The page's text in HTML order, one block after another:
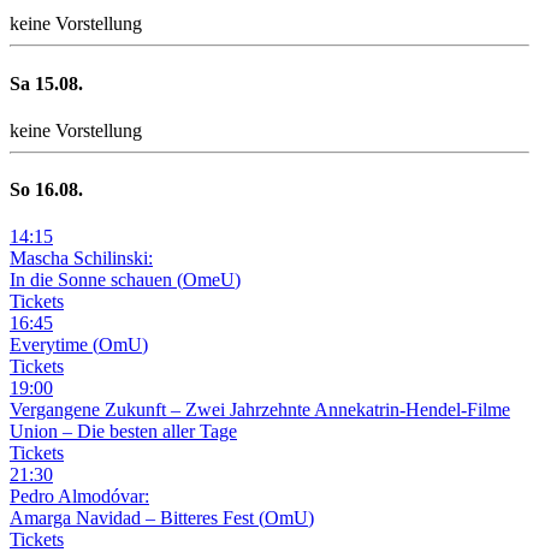
keine Vorstellung
Sa 15.08.
keine Vorstellung
So 16.08.
14:15
Mascha Schilinski:
In die Sonne schauen (OmeU)
Tickets
16:45
Everytime (OmU)
Tickets
19:00
Vergangene Zukunft – Zwei Jahrzehnte Annekatrin-Hendel-Filme
Union – Die besten aller Tage
Tickets
21:30
Pedro Almodóvar:
Amarga Navidad – Bitteres Fest(OmU)
Tickets